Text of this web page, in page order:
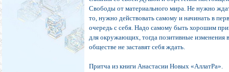
Свободы от материального мира. Не нужно
то, нужно действовать самому и начинать в
очередь с себя. Надо самому быть хорошим
для окружающих, тогда позитивные изменения
обществе не заставят себя ждать.
Притча из книги Анастасии Новых «АллатРа».